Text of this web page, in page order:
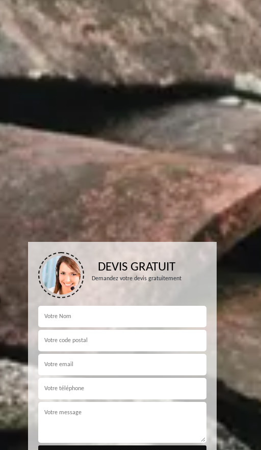
DEVIS GRATUIT
Demandez votre devis gratuitement